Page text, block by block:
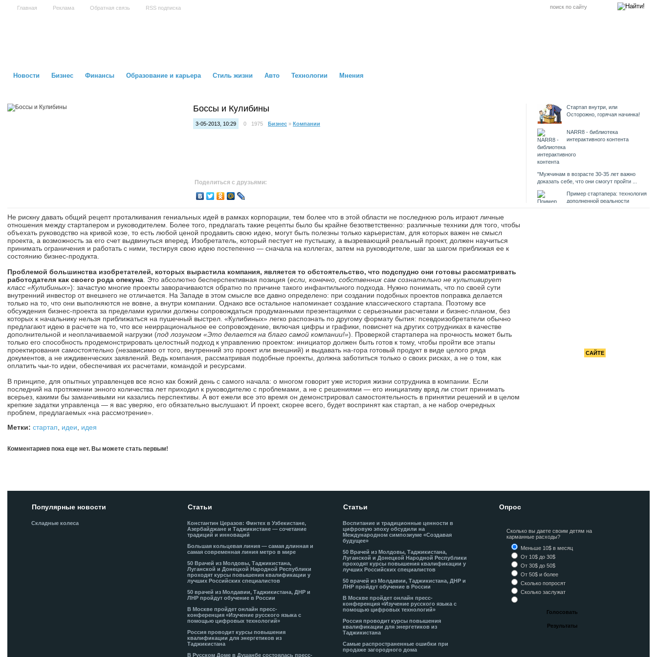
Главная Реклама Обратная связь RSS подписка
Новости Бизнес Финансы Образование и карьера Стиль жизни Авто Технологии Мнения
Боссы и Кулибины
3-05-2013, 10:29 0 1975 Бизнес » Компании
Поделиться с друзьями:
Стартап внутри, или
Осторожно, горячая начинка!
NARR8 - библиотека
интерактивного контента
"Мужчинам в возрасте 30-35 лет важно
доказать себе, что они смогут пройти ...
Пример стартапера: технология
дополненной реальности
Не рискну давать общий рецепт проталкивания гениальных идей в рамках корпорации, тем более что в этой области не последнюю роль играют личные
отношения между стартапером и руководителем. Более того, предлагать такие рецепты было бы крайне безответственно: различные техники для того, чтобы
объехать руководство на кривой козе, то есть любой ценой продавить свою идею, могут быть полезны только карьеристам, для которых важен не смысл
проекта, а возможность за его счет выдвинуться вперед. Изобретатель, который пестует не пустышку, а вызревающий реальный проект, должен научиться
принимать ограничения и работать с ними, тестируя свою идею постепенно — сначала на коллегах, затем на руководителе, шаг за шагом приближая ее к
состоянию бизнес-продукта.
Проблемой большинства изобретателей, которых вырастила компания, является то обстоятельство, что подспудно они готовы рассматривать
работодателя как своего рода опекуна . Это абсолютно бесперспективная позиция (если, конечно, собственник сам сознательно не культивирует
класс «Кулибиных»): зачастую многие проекты заворачиваются обратно по причине такого инфантильного подхода. Нужно понимать, что по своей сути
внутренний инвестор от внешнего не отличается. На Западе в этом смысле все давно определено: при создании подобных проектов поправка делается
только на то, что они выполняются не вовне, а внутри компании. Однако все остальное напоминает создание классического стартапа. Поэтому все
обсуждения бизнес-проекта за пределами курилки должны сопровождаться продуманными презентациями с серьезными расчетами и бизнес-планом, без
которых к начальнику нельзя приближаться на пушечный выстрел. «Кулибиных» легко распознать по другому формату бытия: псевдоизобретатели обычно
предлагают идею в расчете на то, что все неиррациональное ее сопровождение, включая цифры и графики, повиснет на других сотрудниках в качестве
дополнительной и неоплачиваемой нагрузки (под лозунгом «Это делается на благо самой компании!»). Проверкой стартапера на прочность может быть
только его способность продемонстрировать целостный подход к управлению проектом: инициатор должен быть готов к тому, чтобы пройти все этапы
проектирования самостоятельно (независимо от того, внутренний это проект или внешний) и выдавать на-гора готовый продукт в виде целого ряда
документов, а не иждивенческих заявлений. Ведь компания, рассматривая подобные проекты, должна заботиться только о своих рисках, а не о том, как
оплатить чьи-то идеи, обеспечивая их расчетами, командой и ресурсами.
В принципе, для опытных управленцев все ясно как божий день с самого начала: о многом говорит уже история жизни сотрудника в компании. Если
последний на протяжении энного количества лет приходил к руководителю с проблемами, а не с решениями — его инициативу вряд ли стоит принимать
всерьез, какими бы заманчивыми ни казались перспективы. А вот ежели все это время он демонстрировал самостоятельность в принятии решений и в целом
крепкие задатки управленца — я вас уверяю, его обязательно выслушают. И проект, скорее всего, будет воспринят как стартап, а не набор очередных
проблем, предлагаемых «на рассмотрение».
Метки: стартап, идеи, идея
Комментариев пока еще нет. Вы можете стать первым!
САЙТЕ
Популярные новости
Складные колеса
Статьи
Константин Церазов: Финтех в Узбекистане,
Азербайджане и Таджикистане — сочетание
традиций и инноваций
Большая кольцевая линия — самая длинная и
самая современная линия метро в мире
50 Врачей из Молдовы, Таджикистана,
Луганской и Донецкой Народной Республики
проходят курсы повышения квалификации у
лучших Российских специалистов
50 врачей из Молдавии, Таджикистана, ДНР и
ЛНР пройдут обучение в России
В Москве пройдет онлайн пресс-
конференция «Изучение русского языка с
помощью цифровых технологий»
Россия проводит курсы повышения
квалификации для энергетиков из
Таджикистана
В Русском Доме в Душанбе состоялась пресс-
Статьи
Воспитание и традиционные ценности в
цифровую эпоху обсудили на
Международном симпозиуме «Создавая
будущее»
50 Врачей из Молдовы, Таджикистана,
Луганской и Донецкой Народной Республики
проходят курсы повышения квалификации у
лучших Российских специалистов
50 врачей из Молдавии, Таджикистана, ДНР и
ЛНР пройдут обучение в России
В Москве пройдет онлайн пресс-
конференция «Изучение русского языка с
помощью цифровых технологий»
Россия проводит курсы повышения
квалификации для энергетиков из
Таджикистана
Самые распространенные ошибки при
продаже загородного дома
Опрос
Сколько вы даете своим детям на
карманные расходы?
Меньше 10$ в месяц
От 10$ до 30$
От 30$ до 50$
От 50$ и более
Сколько попросят
Сколько заслужат